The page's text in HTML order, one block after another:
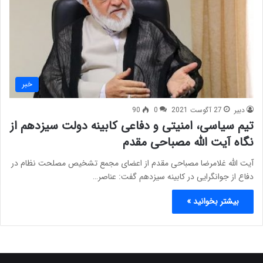
خبر
دبیر 27 آگوست 2021 0
90
تیم سیاسی، امنیتی و دفاعی کابینه دولت سیزدهم از
نگاه آیت الله مصباحی مقدم
آیت الله غلامرضا مصباحی مقدم از اعضای مجمع تشخیص مصلحت نظام در
دفاع از جوانگرایی در کابینه سیزدهم گفت: عناصر…
بیشتر بخوانید »